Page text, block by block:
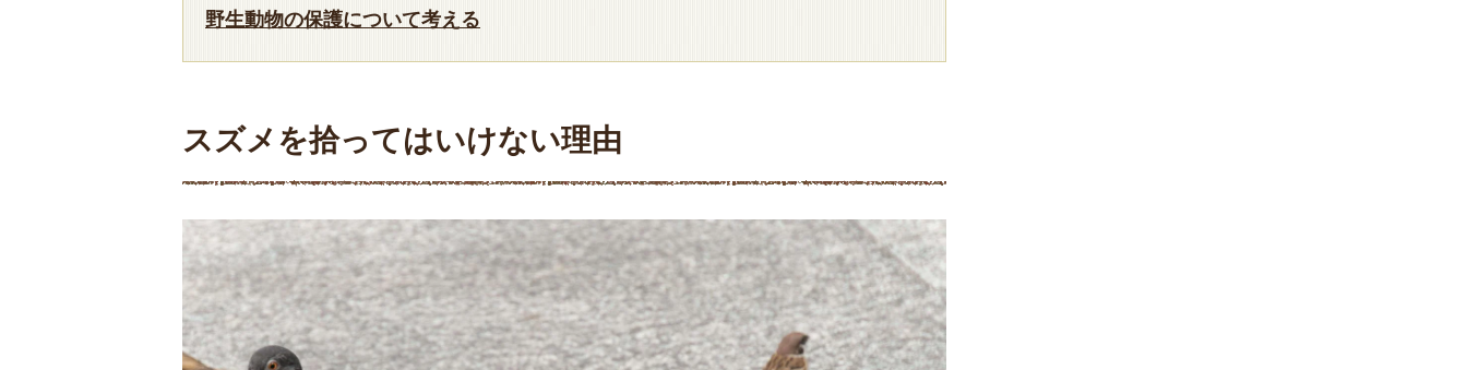
野生動物の保護について考える
スズメを拾ってはいけない理由